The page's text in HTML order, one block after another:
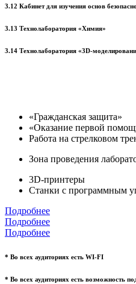
3.12 Кабинет для изучения основ
3.13 Технолаборатория «Химия»
3.14 Технолаборатория «3D-
«Гражданская защита»
«Оказание первой
Работа на стрелковом
Зона проведения
3D-принтеры
Станки с программным
Подробнее
Подробнее
Подробнее
* Во всех аудиториях есть WI-FI
* Во всех аудиториях есть возможность